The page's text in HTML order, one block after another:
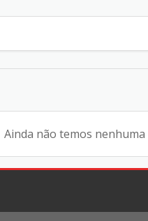
Ainda não temos